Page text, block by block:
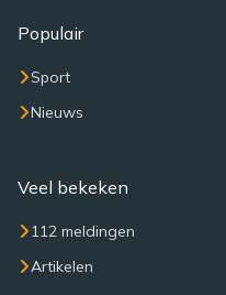
Populair
Sport
Nieuws
Veel bekeken
112 meldingen
Artikelen